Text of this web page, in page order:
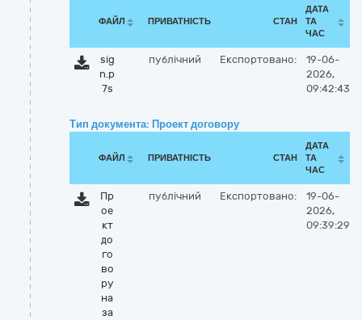
ФАЙЛ ПРИВАТНІСТЬ СТАН
ДАТА
ТА
ЧАС
sig
n.p
7s
публічний Експортовано:
19-06-
2026,
09:42:43
Тип документа: Проект договору
ФАЙЛ ПРИВАТНІСТЬ СТАН
ДАТА
ТА
ЧАС
Пр
ое
кт
до
го
во
ру
на
за
публічний Експортовано:
19-06-
2026,
09:39:29